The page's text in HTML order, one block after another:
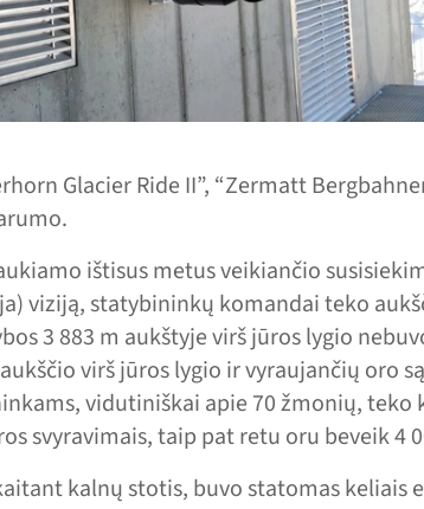
Glacier Ride II”, “Zermatt
ištisus metus veikiančio
viziją, statybininkų komandai teko
3 883 m aukštyje virš jūros lygio
virš jūros lygio ir vyraujančių oro
vidutiniškai apie 70 žmonių, teko
svyravimais, taip pat retu oru beveik 4
kalnų stotis, buvo statomas keliais